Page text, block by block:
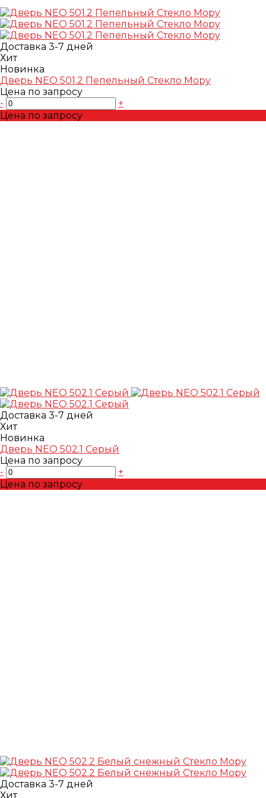
Доставка 3-7 дней
Хит
Новинка
Дверь NEO 501.2 Пепельный Стекло Mopy
Цена по запросу
-
+
Цена по запросу
Доставка 3-7 дней
Хит
Новинка
Дверь NEO 502.1 Серый
Цена по запросу
-
+
Цена по запросу
Доставка 3-7 дней
Хит